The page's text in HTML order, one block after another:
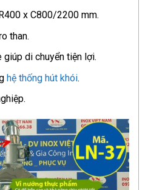
x C800/2200 mm.
than.
di chuyển tiện lợi.
hệ thống hút khói.